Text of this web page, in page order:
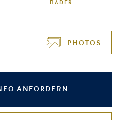
BÄDER
PHOTOS
ANFORDERN